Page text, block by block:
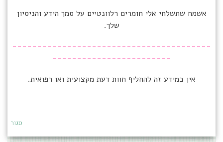
אשמח שתשלחי אלי חומרים רלוונטיים על סמך הידע והניסיון
שלך.
----------------------------------------
------------------------
אין במידע זה להחליף חוות דעת מקצועית ואו רפואית.
סגור